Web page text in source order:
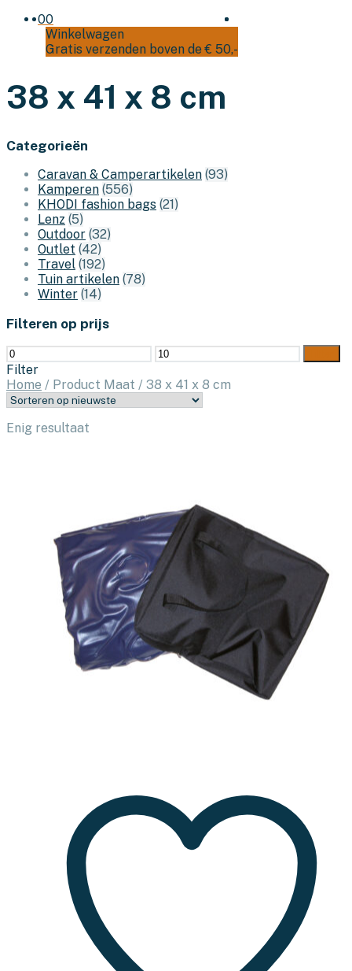
00
Winkelwagen
Gratis verzenden boven de € 50,-
38 x 41 x 8 cm
Categorieën
Caravan & Camperartikelen (93)
Kamperen (556)
KHODI fashion bags (21)
Lenz (5)
Outdoor (32)
Outlet (42)
Travel (192)
Tuin artikelen (78)
Winter (14)
Filteren op prijs
Min.
prijs
Max.
prijs
Filter
Home / Product Maat / 38 x 41 x 8 cm
Enig resultaat